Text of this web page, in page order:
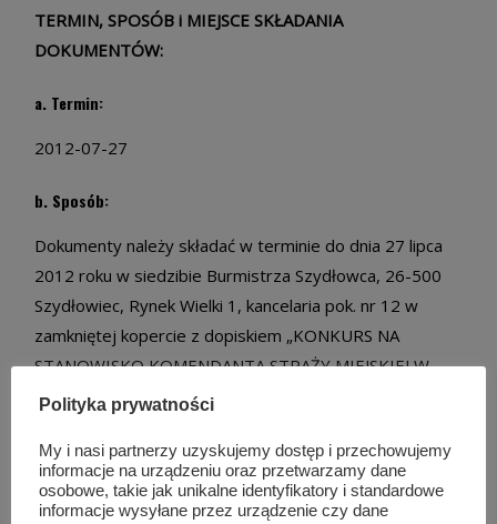
TERMIN, SPOSÓB i MIEJSCE SKŁADANIA
DOKUMENTÓW:
a. Termin:
2012-07-27
b. Sposób:
Dokumenty należy składać w terminie do dnia 27 lipca
2012 roku w siedzibie Burmistrza Szydłowca, 26-500
Szydłowiec, Rynek Wielki 1, kancelaria pok. nr 12 w
zamkniętej kopercie z dopiskiem „KONKURS NA
STANOWISKO KOMENDANTA STRAŻY MIEJSKIEJ W
SZYDŁOWCU”. Formularz zgłoszenia zawierający
c. Miejsce:
Polityka prywatności
My i nasi partnerzy uzyskujemy dostęp i przechowujemy
informacje na urządzeniu oraz przetwarzamy dane
osobowe, takie jak unikalne identyfikatory i standardowe
informacje wysyłane przez urządzenie czy dane